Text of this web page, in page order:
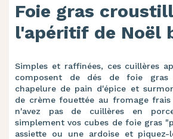
Foie gras
l'apéritif de Noël
Simples et raffinées, ces cuillères
composent de dés de foie gras
chapelure de pain d'épice et
de crème fouettée au fromage
n'avez pas de cuillères en
simplement vos cubes de foie gras
assiette ou une ardoise et piquez-